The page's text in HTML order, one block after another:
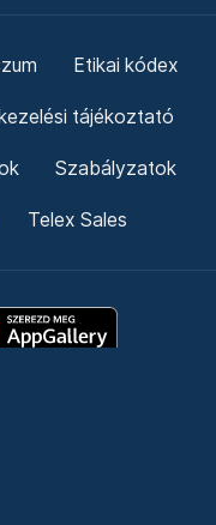
Etikai kódex
tájékoztató
Szabályzatok
Telex Sales